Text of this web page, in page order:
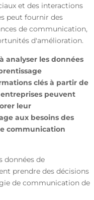
et des interactions
peut fournir des
de communication,
d'amélioration.
analyser les données
clés à partir de
peuvent
leur
aux besoins des
communication
données de
prendre des décisions
de communication de